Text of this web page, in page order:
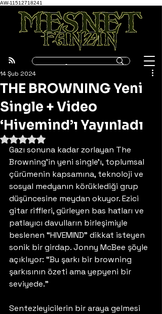
AW-11512718241
THE BROWNING Yeni
Single + Video
‘Hivemind’ı Yayınladı
14 Şub 2024
5 üzerinden NaN yıldız
Gazı sonuna kadar zorlayan The
Browning’in yeni single’ı, toplumsal
çürümenin kapsamına, teknoloji ve
sosyal medyanın körüklediği grup
düşüncesine meydan okuyor. Ezici
gitar riffleri, gürleyen bas hatları ve
patlayıcı davulların birleşimiyle
beslenen “HIVEMIND” dikkat isteyen
sonik bir girdap. Jonny McBee şöyle
açıklıyor: “Bu şarkı bir browning
şarkısının özeti ama yepyeni bir
seviyede.”
Sentezleyicilerin bir araya gelmesi